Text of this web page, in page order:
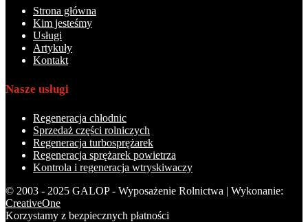
Strona główna
Kim jesteśmy
Usługi
Artykuły
Kontakt
Nasze usługi
Regeneracja chłodnic
Sprzedaż części rolniczych
Regeneracja turbosprężarek
Regeneracja sprężarek powietrza
Kontrola i regeneracja wtryskiwaczy
© 2003 - 2025 GALOP - Wyposażenie Rolnictwa | Wykonanie:
CreativeOne
Korzystamy z bezpiecznych płatności